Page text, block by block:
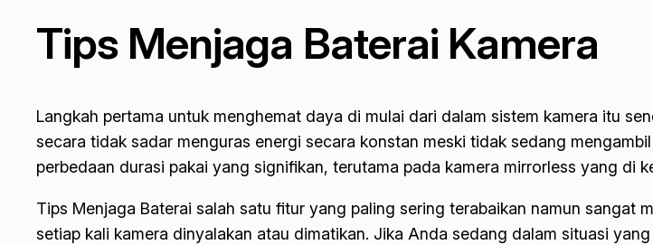
Tips Menjaga Baterai Kamera
Langkah pertama untuk menghemat daya di mulai dari dalam sistem kamera itu
secara tidak sadar menguras energi secara konstan meski tidak sedang
perbedaan durasi pakai yang signifikan, terutama pada kamera mirrorless yang di
Tips Menjaga Baterai salah satu fitur yang paling sering terabaikan namun
setiap kali kamera dinyalakan atau dimatikan. Jika Anda sedang dalam situasi